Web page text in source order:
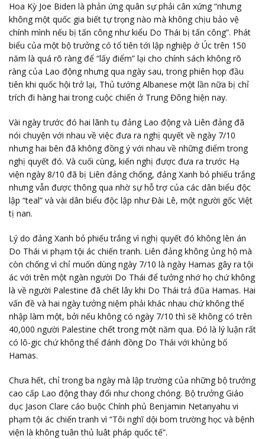
Hoa Kỳ Joe Biden là phản ứng quân sự phải cân xứng “nhưng
không một quốc gia biết tự trọng nào mà không chịu bảo vệ
chính mình nếu bị tấn công như kiểu Do Thái bị tấn công”. Phát
biểu của một bộ trưởng có tổ tiên tới lập nghiệp ở Úc trên 150
năm là quá rõ ràng để “lấy điểm” lại cho chính sách không rõ
ràng của Lao động nhưng qua ngày sau, trong phiên họp đầu
tiên khi quốc hội trở lại, Thủ tướng Albanese một lần nữa bị chỉ
trích đi hàng hai trong cuộc chiến ở Trung Đông hiện nay.
Vài ngày trước đó hai lãnh tụ đảng Lao động và Liên đảng đã
nói chuyện với nhau về việc đưa ra nghị quyết về ngày 7/10
nhưng hai bên đã không đồng ý với nhau về những điểm trong
nghị quyết đó. Và cuối cùng, kiến nghị được đưa ra trước Hạ
viện ngày 8/10 đã bị Liên đảng chống, đảng Xanh bỏ phiếu trắng
nhưng vẫn được thông qua nhờ sự hỗ trợ của các dân biểu độc
lập “teal” và vài dân biểu độc lập như Đài Lê, một người gốc Việt
tị nan.
Lý do đảng Xanh bỏ phiếu trắng vì nghị quyết đó không lên án
Do Thái vi phạm tội ác chiến tranh. Liên đảng không ủng hộ mà
còn chống vì chỉ muốn dùng ngày 7/10 là ngày Hamas gây ra tội
ác với trên một ngàn người Do Thái để tưởng nhớ họ chứ không
là về người Palestine đã chết lây khi Do Thái trả đũa Hamas. Hai
vấn đề và hai ngày tưởng niệm phải khác nhau chứ không thể
nhập làm một, bởi nếu không có ngày 7/10 thì sẽ không có trên
40,000 người Palestine chết trong một năm qua. Đó là lý luận rất
có lô-gic chứ không thể đánh đồng Do Thái với khủng bố
Hamas.
Chưa hết, chỉ trong ba ngày mà lập trường của những bộ trưởng
cao cấp Lao động thay đổi như chong chóng. Bộ trưởng Giáo
dục Jason Clare cáo buộc Chính phủ Benjamin Netanyahu vi
phạm tội ác chiến tranh vì “Tôi nghĩ dội bom trường học và bệnh
viện là không tuân thủ luât pháp quốc tế”.